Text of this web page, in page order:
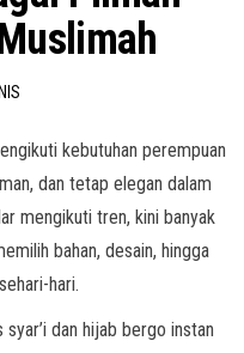
kebutuhan perempuan
dan tetap elegan dalam
mengikuti tren, kini banyak
bahan, desain, hingga
hari.
dan hijab bergo instan